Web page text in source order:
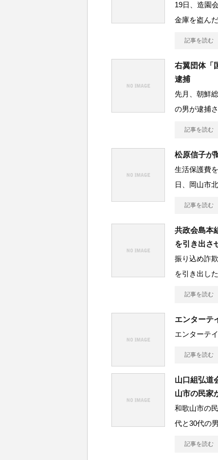
19日、造園
金庫を盗ん
記事を読む
右翼団体「
逮捕
先月、朝鮮
の男が逮捕
記事を読む
松原信子が
生活保護費
日、岡山市
記事を読む
共政会島本
を引き出さ
振り込め詐
を引き出し
記事を読む
エンターテ
エンターテ
記事を読む
山口組弘道
山市の民家
和歌山市の
代と30代の
記事を読む